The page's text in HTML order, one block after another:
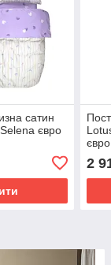
сатин
євро
євро
2